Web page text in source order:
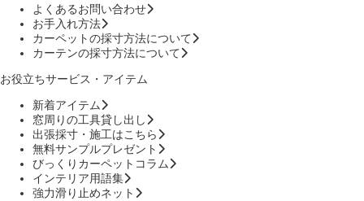
よくあるお問い合わせ
お手入れ方法
カーペットの採寸方法について
カーテンの採寸方法について
お役立ちサービス・アイテム
新着アイテム
窓周りの工具貸し出し
出張採寸・施工はこちら
無料サンプルプレゼント
びっくりカーペットコラム
インテリア用語集
強力滑り止めネット